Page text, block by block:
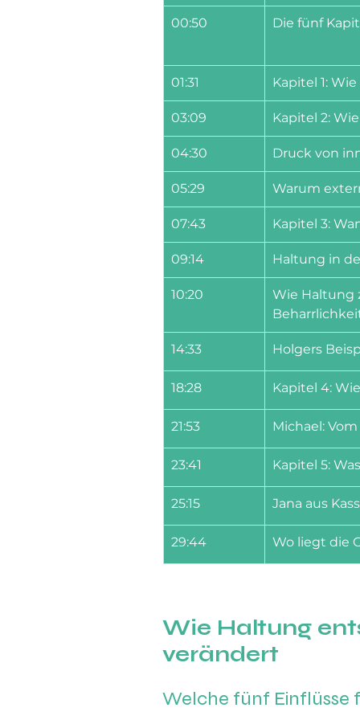
00:50 Die fünf
01:31 Kapitel 1:
03:09 Kapitel 2:
04:30 Druck von
05:29 Warum
07:43 Kapitel 3:
09:14 Haltung in
10:20
Wie Haltung
14:33 Holgers
18:28 Kapitel 4:
21:53 Michael:
23:41 Kapitel 5:
25:15 Jana aus
29:44 Wo liegt die
Wie Haltung
verändert
Welche fünf Einflüsse